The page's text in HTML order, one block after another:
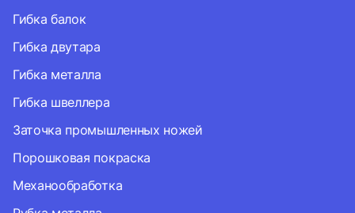
Гибка балок
Гибка двутара
Гибка металла
Гибка швеллера
Заточка промышленных ножей
Порошковая покраска
Механообработка